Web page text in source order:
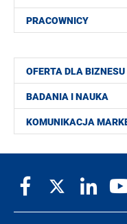
PRACOWNICY
OFERTA DLA BIZNESU
BADANIA I NAUKA
KOMUNIKACJA